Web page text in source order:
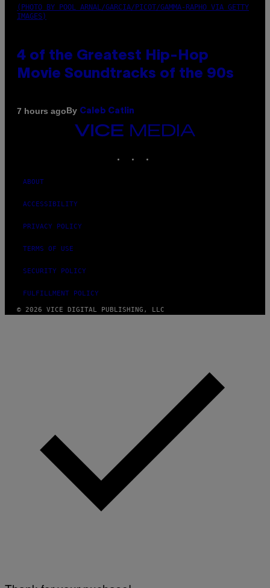
(PHOTO BY POOL ARNAL/GARCIA/PICOT/GAMMA-RAPHO VIA GETTY
IMAGES)
4 of the Greatest Hip-Hop
Movie Soundtracks of the 90s
7 hours agoBy Caleb Catlin
VICE
MEDIA
ABOUT
ACCESSIBILITY
PRIVACY POLICY
TERMS OF USE
SECURITY POLICY
FULFILLMENT POLICY
© 2026 VICE DIGITAL PUBLISHING, LLC